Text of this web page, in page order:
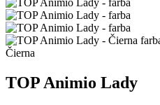
Čierna
TOP Animio Lady